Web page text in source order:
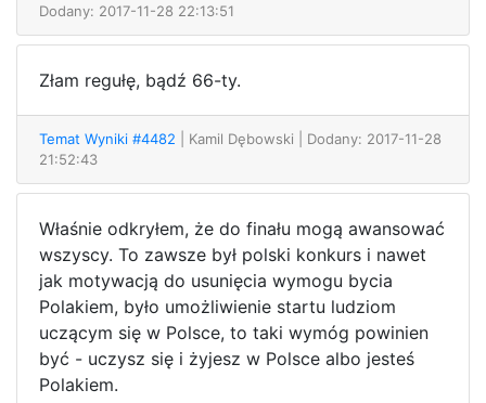
Dodany: 2017-11-28 22:13:51
Złam regułę, bądź 66-ty.
Temat Wyniki #4482 | Kamil Dębowski
| Dodany: 2017-11-28
21:52:43
Właśnie odkryłem, że do finału mogą awansować
wszyscy. To zawsze był polski konkurs i nawet
jak motywacją do usunięcia wymogu bycia
Polakiem, było umożliwienie startu ludziom
uczącym się w Polsce, to taki wymóg powinien
być - uczysz się i żyjesz w Polsce albo jesteś
Polakiem.